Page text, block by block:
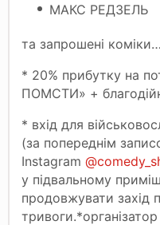
МАКС РЕДЗЕЛЬ
та запрошені коміки…
* 20% прибутку на
ПОМСТИ» +
* вхід для
(за попереднім
Instagram
у підвальному
продовжувати захід